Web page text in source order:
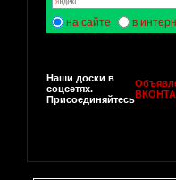
на сайте в
Наши доски в
соцсетях.
Присоединяйтесь